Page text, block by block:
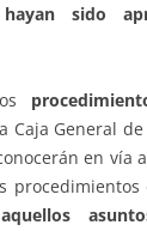
sido
Caja General
en vía
aquellos